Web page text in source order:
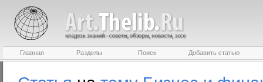
Главная Разделы Поиск Добавить статью